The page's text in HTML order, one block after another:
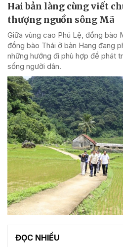
Hai bản làng cùng viết
thượng nguồn sông Mã
Giữa vùng cao Phú Lệ, đồng bào
đồng bào Thái ở bản Hang đang
những hướng đi phù hợp để phát
sống người dân.
ĐỌC NHIỀU